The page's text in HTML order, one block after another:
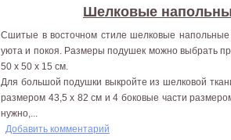
Шелковые
Сшитые в восточном стиле шелковые
уюта и покоя. Размеры подушек можно выбрать
50 х 50 х 15 см.
Для большой подушки выкройте из шелковой
размером 43,5 х 82 см и 4 боковые части
нужно,...
Добавить комментарий